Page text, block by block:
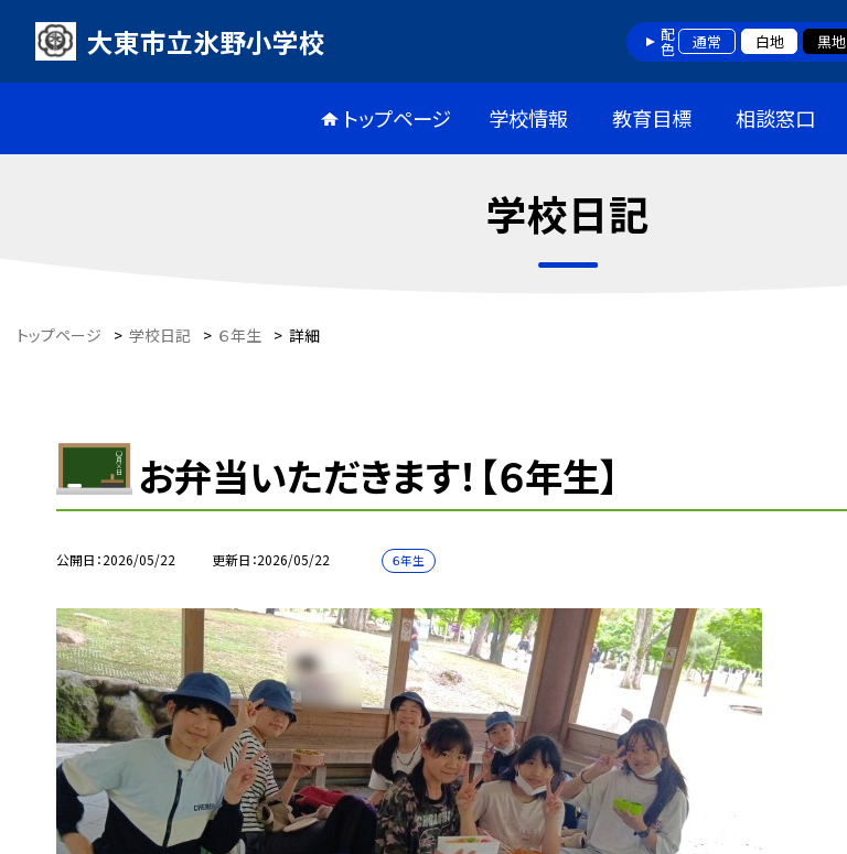
大東市立氷野小学校 配色 通常 白地 黒地
トップページ 学校情報 教育目標 相談窓口
学校日記
トップページ > 学校日記 > ６年生 > 詳細
お弁当いただきます！【６年生】
公開日 2026/05/22 更新日 2026/05/22 ６年生